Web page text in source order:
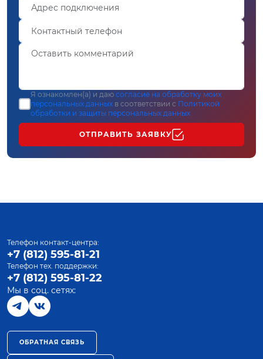
Я ознакомлен(а) и даю согласие на обработку моих
персональных данных в соответствии с Политикой
обработки и защиты персональных данных
ОТПРАВИТЬ ЗАЯВКУ
Телефон контакт-центра:
+7 (812) 595-81-21
Телефон тех. поддержки:
+7 (812) 595-81-22
Мы в соц. сетях:
ОБРАТНАЯ СВЯЗЬ